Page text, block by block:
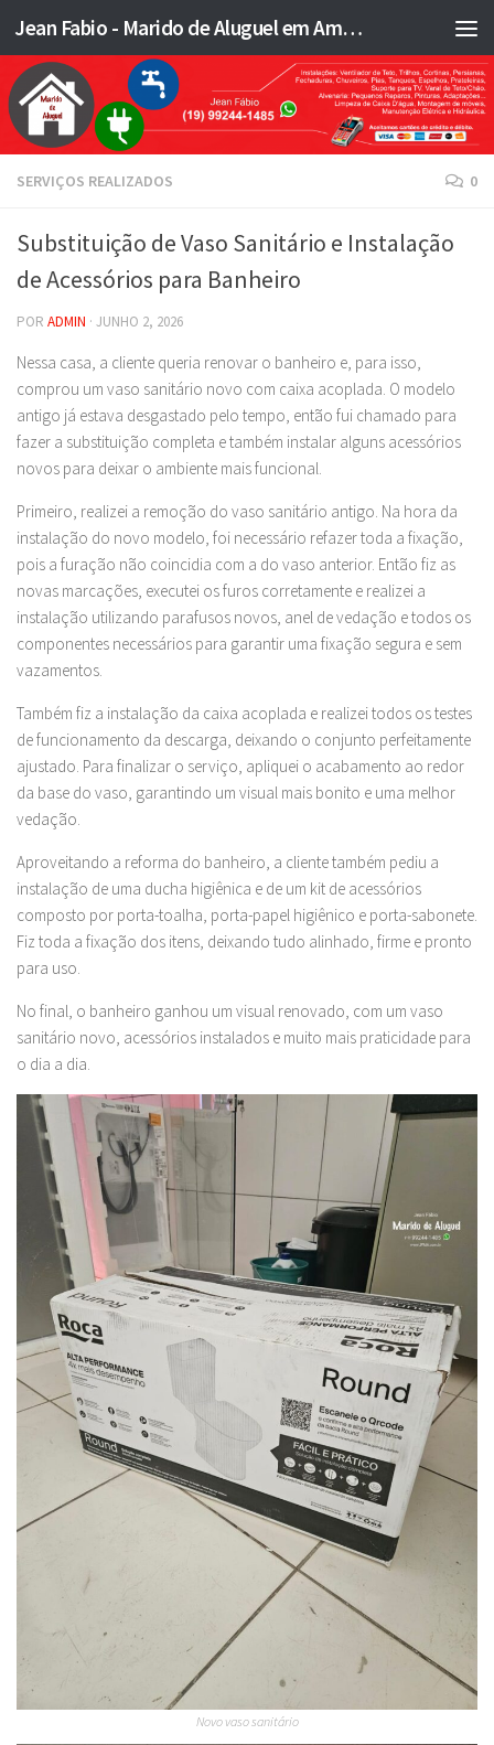
Skip to content Jean Fabio - Marido de Aluguel em Americana SP e região - JFMA
SERVIÇOS REALIZADOS 0
Substituição de Vaso Sanitário e Instalação
de Acessórios para Banheiro
POR ADMIN · JUNHO 2, 2026
Nessa casa, a cliente queria renovar o banheiro e, para isso,
comprou um vaso sanitário novo com caixa acoplada. O modelo
antigo já estava desgastado pelo tempo, então fui chamado para
fazer a substituição completa e também instalar alguns acessórios
novos para deixar o ambiente mais funcional.
Primeiro, realizei a remoção do vaso sanitário antigo. Na hora da
instalação do novo modelo, foi necessário refazer toda a fixação,
pois a furação não coincidia com a do vaso anterior. Então fiz as
novas marcações, executei os furos corretamente e realizei a
instalação utilizando parafusos novos, anel de vedação e todos os
componentes necessários para garantir uma fixação segura e sem
vazamentos.
Também fiz a instalação da caixa acoplada e realizei todos os testes
de funcionamento da descarga, deixando o conjunto perfeitamente
ajustado. Para finalizar o serviço, apliquei o acabamento ao redor
da base do vaso, garantindo um visual mais bonito e uma melhor
vedação.
Aproveitando a reforma do banheiro, a cliente também pediu a
instalação de uma ducha higiênica e de um kit de acessórios
composto por porta-toalha, porta-papel higiênico e porta-sabonete.
Fiz toda a fixação dos itens, deixando tudo alinhado, firme e pronto
para uso.
No final, o banheiro ganhou um visual renovado, com um vaso
sanitário novo, acessórios instalados e muito mais praticidade para
o dia a dia.
Novo vaso sanitário